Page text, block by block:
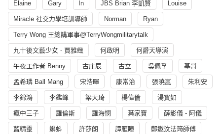
Elaine Gary In JBS Brian 李凱賢 Louise
Miracle 社交力學培訓導師 Norman Ryan
Terry Wong 王總講軍事@TerryWongmilitarytalk
九十後文藝少女 - 賈雅緻 何啟明 何爵天導演
午夜工作者 Benny 古庄辰 古立 吳佩孚 基哥
孟希璘 Ball Mang 宋浩暉 康常治 張曉嵐 朱利安
李錦鴻 李鑑峰 梁天琦 楊偉倫 湯寳如
瘋中三子 羅倫斯 羅海憫 葉家寶 薛影儀 - 阿儀
藍精靈 蝌蚪 許莎朗 譚雁瞳 鄭遨汶法筠師傅